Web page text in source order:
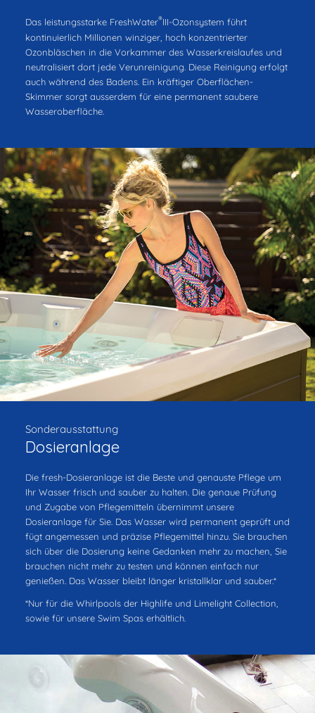
Das leistungsstarke FreshWater®III-Ozonsystem führt
kontinuierlich Millionen winziger, hoch konzentrierter
Ozonbläschen in die Vorkammer des Wasserkreislaufes und
neutralisiert dort jede Verunreinigung. Diese Reinigung erfolgt
auch während des Badens. Ein kräftiger Oberflächen-
Skimmer sorgt ausserdem für eine permanent saubere
Wasseroberfläche.
Sonderausstattung
Dosieranlage
Die fresh-Dosieranlage ist die Beste und genauste Pflege um
Ihr Wasser frisch und sauber zu halten. Die genaue Prüfung
und Zugabe von Pflegemitteln übernimmt unsere
Dosieranlage für Sie. Das Wasser wird permanent geprüft und
fügt angemessen und präzise Pflegemittel hinzu. Sie brauchen
sich über die Dosierung keine Gedanken mehr zu machen, Sie
brauchen nicht mehr zu testen und können einfach nur
genießen. Das Wasser bleibt länger kristallklar und sauber.*
*Nur für die Whirlpools der Highlife und Limelight Collection,
sowie für unsere Swim Spas erhältlich.